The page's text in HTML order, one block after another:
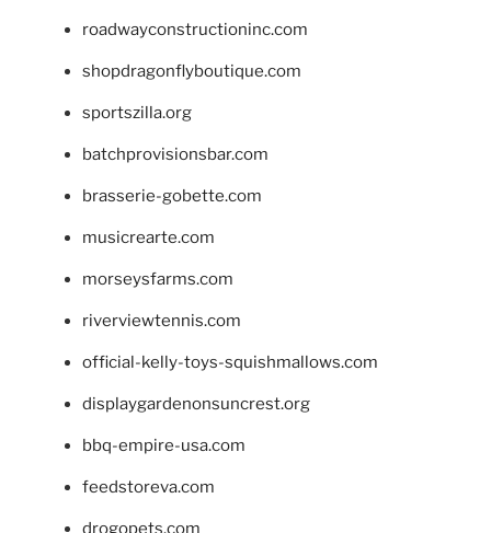
roadwayconstructioninc.com
shopdragonflyboutique.com
sportszilla.org
batchprovisionsbar.com
brasserie-gobette.com
musicrearte.com
morseysfarms.com
riverviewtennis.com
official-kelly-toys-squishmallows.com
displaygardenonsuncrest.org
bbq-empire-usa.com
feedstoreva.com
drogopets.com